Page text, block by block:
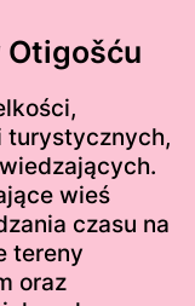
turystycznych,
wieś
czasu na
tereny
oraz